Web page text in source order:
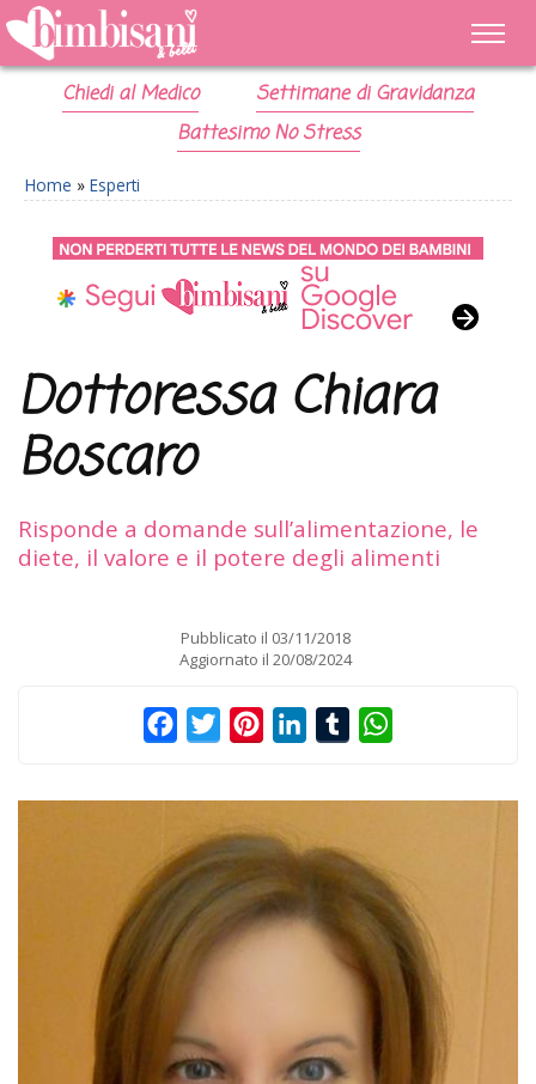
Chiedi al Medico
Settimane di Gravidanza
Battesimo No Stress
Home » Esperti
Dottoressa Chiara
Boscaro
Risponde a domande sull’alimentazione, le
diete, il valore e il potere degli alimenti
Pubblicato il 03/11/2018
Aggiornato il 20/08/2024
FacebookTwitterPinterestLinkedInTumblr